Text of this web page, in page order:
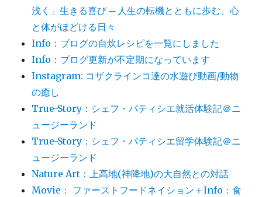
浅く」生きる喜び ─ 人生の転機とともに歩む、心
と体がほどける日々
Info：ブログの自炊レシピを一覧にしました
Info：ブログ更新が不定期になっています
Instagram: コザクラインコ達の水遊び動画/動物
の癒し
True-Story：シェフ・パティシエ就活体験記＠ニ
ュージーランド
True-Story：シェフ・パティシエ留学体験記＠ニ
ュージーランド
Nature Art：上高地(神降地)の大自然との対話
Movie： ファーストフードネイション＋Info：食